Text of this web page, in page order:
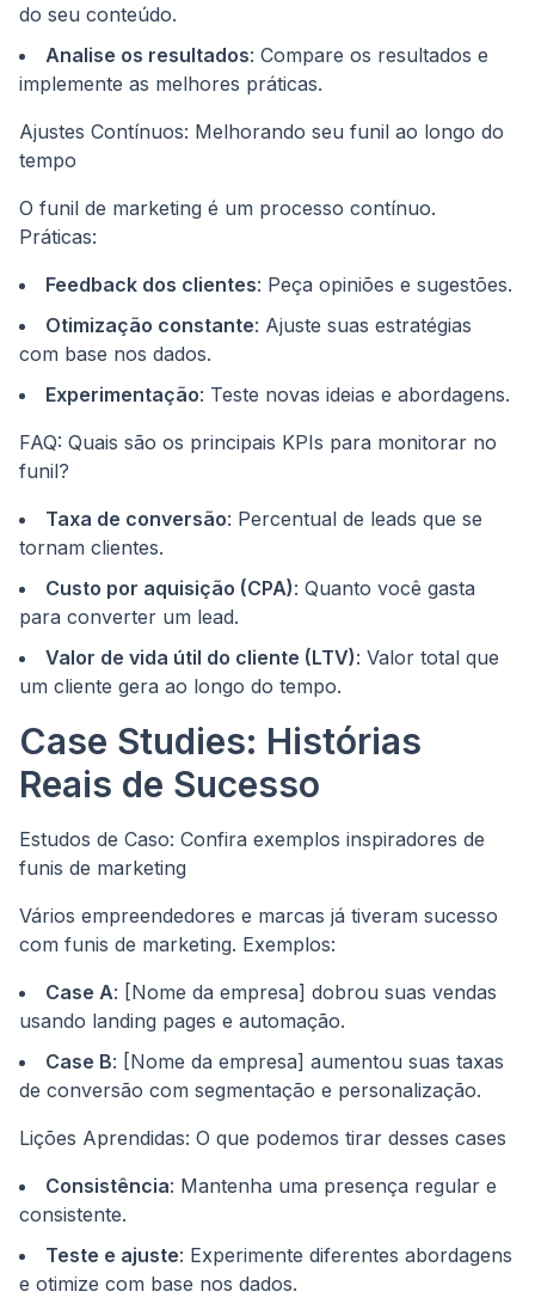
do seu conteúdo.
Analise os resultados: Compare os resultados e
implemente as melhores práticas.
Ajustes Contínuos: Melhorando seu funil ao longo do
tempo
O funil de marketing é um processo contínuo.
Práticas:
Feedback dos clientes: Peça opiniões e sugestões.
Otimização constante: Ajuste suas estratégias
com base nos dados.
Experimentação: Teste novas ideias e abordagens.
FAQ: Quais são os principais KPIs para monitorar no
funil?
Taxa de conversão: Percentual de leads que se
tornam clientes.
Custo por aquisição (CPA): Quanto você gasta
para converter um lead.
Valor de vida útil do cliente (LTV): Valor total que
um cliente gera ao longo do tempo.
Case Studies: Histórias
Reais de Sucesso
Estudos de Caso: Confira exemplos inspiradores de
funis de marketing
Vários empreendedores e marcas já tiveram sucesso
com funis de marketing. Exemplos:
Case A: [Nome da empresa] dobrou suas vendas
usando landing pages e automação.
Case B: [Nome da empresa] aumentou suas taxas
de conversão com segmentação e personalização.
Lições Aprendidas: O que podemos tirar desses cases
Consistência: Mantenha uma presença regular e
consistente.
Teste e ajuste: Experimente diferentes abordagens
e otimize com base nos dados.